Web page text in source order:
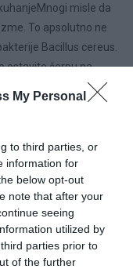
My Personal
to third parties, or
information for
below opt-out
note that after your
seeing
utilized by
parties prior to
of the further
misle da
To apsolutno ne
Bacillus cereus.
ostavite šerpu na
i stvaraju toksin
ne uništava ovaj
na jetru i ozbiljno
studiji objavljenoj
Journal of
može uništavati
dozvolite da pirinač
najkasnije sat